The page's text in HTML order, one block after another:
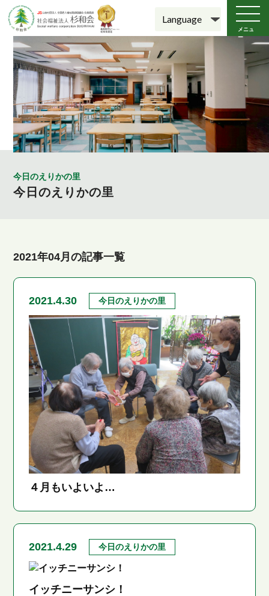
メニュ
ー
今日のえりかの里
今日のえりかの里
2021年04月の記事一覧
2021.4.30 今日のえりかの里
４月もいよいよ…
2021.4.29 今日のえりかの里
イッチニーサンシ！